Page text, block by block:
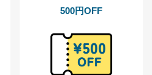
500円OFF